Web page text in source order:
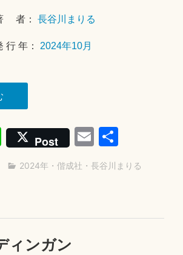
者：長谷川まりる
行 年： 2024年10月
“呼
人
は
旅
を
Li
ne
Post E
m
ail
共
有
2024年 ・ 偕成社 ・ 長谷川まりる
ィンガン